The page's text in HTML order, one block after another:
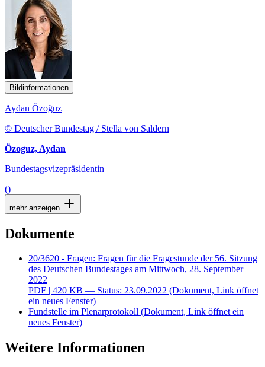
Bildinformationen
Aydan Özoğuz
© Deutscher Bundestag / Stella von Saldern
Özoguz, Aydan
Bundestagsvizepräsidentin
()
mehr anzeigen
Dokumente
20/3620 - Fragen: Fragen für die Fragestunde der 56. Sitzung
des Deutschen Bundestages am Mittwoch, 28. September
2022
PDF | 420 KB — Status: 23.09.2022 (Dokument, Link öffnet
ein neues Fenster)
Fundstelle im Plenarprotokoll (Dokument, Link öffnet ein
neues Fenster)
Weitere Informationen